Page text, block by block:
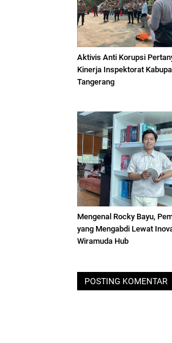
Aktivis Anti Korupsi
Kinerja Inspektorat
Tangerang
Mengenal Rocky Bayu,
yang Mengabdi Lewat
Wiramuda Hub
POSTING KOMENTAR